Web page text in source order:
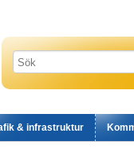
& infrastruktur